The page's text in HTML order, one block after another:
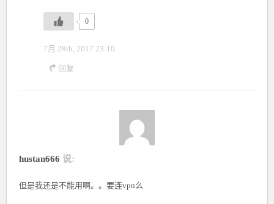
0
7月 28th, 2017 23:10
回复
hustan666 说:
但是我还是不能用啊。。要连vpn么